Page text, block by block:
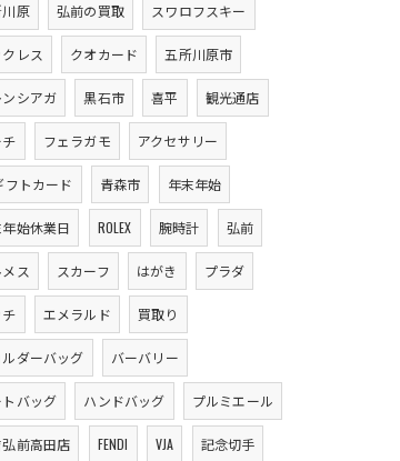
原 弘前の買取 スワロフスキー
レス クオカード 五所川原市
ンシアガ 黒石市 喜平 観光通店
フェラガモ アクセサリー
フトカード 青森市 年末年始
始休業日 ROLEX 腕時計 弘前
ス スカーフ はがき プラダ
エメラルド 買取り
ルダーバッグ バーバリー
トバッグ ハンドバッグ プルミエール
弘前高田店 FENDI VJA 記念切手